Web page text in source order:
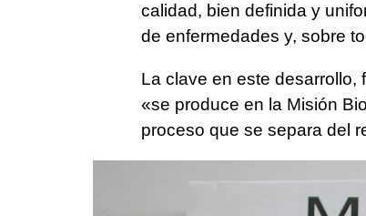
calidad, bien definida y
de enfermedades y, sobre
La clave en este desarrollo,
«se produce en la Misión
proceso que se separa del